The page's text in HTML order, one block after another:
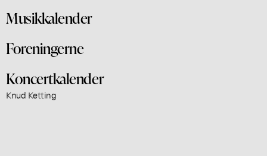
Musikkalender
Foreningerne
Koncertkalender
Knud Ketting